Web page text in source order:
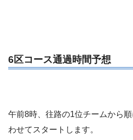
6区コース通過時間予想
午前8時、往路の1位チームから
わせてスタートします。